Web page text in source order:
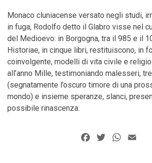
Monaco cluniacense versato negli studi,
in fuga, Rodolfo detto il Glabro visse nel
del Medioevo: in Borgogna, tra il 985 e il
Historiae, in cinque libri, restituiscono, in
coinvolgente, modelli di vita civile e
all’anno Mille, testimoniando malesseri,
(segnatamente l’oscuro timore di una
mondo) e insieme speranze, slanci,
possibile rinascenza.
FacebookTwitter